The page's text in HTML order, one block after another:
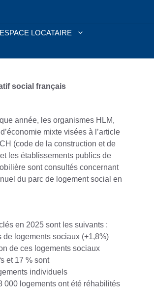
ESPACE LOCATAIRE
social français
année, les organismes HLM,
mixte visées à l’article
(code de la construction et de
et les établissements publics de
sont consultés concernant
du parc de logement social en
en 2025 sont les suivants :
de logements sociaux (+1,8%)
de ces logements sociaux
et 17 % sont
individuels
000 logements ont été réhabilités